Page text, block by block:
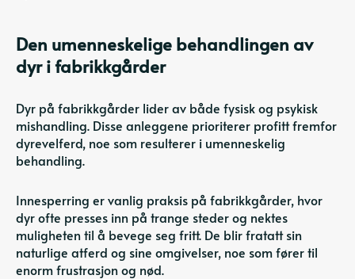
Den umenneskelige behandlingen av
dyr i fabrikkgårder
Dyr på fabrikkgårder lider av både fysisk og psykisk
mishandling. Disse anleggene prioriterer profitt fremfor
dyrevelferd, noe som resulterer i umenneskelig
behandling.
Innesperring er vanlig praksis på fabrikkgårder, hvor
dyr ofte presses inn på trange steder og nektes
muligheten til å bevege seg fritt. De blir fratatt sin
naturlige atferd og sine omgivelser, noe som fører til
enorm frustrasjon og nød.